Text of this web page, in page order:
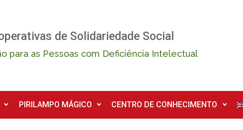
de Solidariedade Social
para as Pessoas com Deficiência Intelectual
PIRILAMPO MÁGICO CENTRO DE CONHECIMENTO